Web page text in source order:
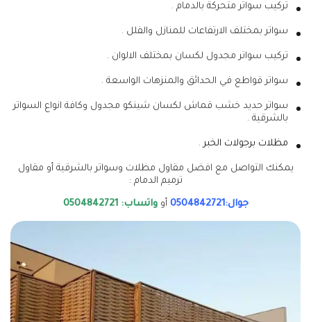
تركيب سواتر متحركة بالدمام .
سواتر بمختلف الارتفاعات للمنازل والفلل .
تركيب سواتر مجدول لكسان بمختلف الالوان .
سواتر قواطع في الحدائق والمنزهات الواسعة .
سواتر حديد خشب قماش لكسان شينكو مجدول وكافة انواع السواتر
بالشرقية .
مظلات برجولات الخبر .
يمكنك التواصل مع افضل مقاول مظلات وسواتر بالشرقية أو مقاول
ترميم الدمام :
جوال:0504842721 أوواتساب: 0504842721